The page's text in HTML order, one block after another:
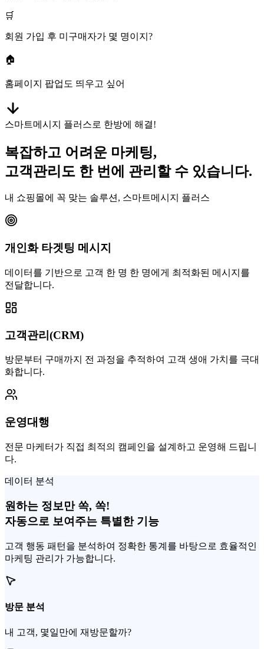
🛒
회원 가입 후 미구매자가 몇 명이지?
🏠
홈페이지 팝업도 띄우고 싶어
스마트메시지 플러스로 한방에 해결!
복잡하고 어려운 마케팅,
고객관리도 한 번에 관리할 수 있습니다.
내 쇼핑몰에 꼭 맞는 솔루션, 스마트메시지 플러스
개인화 타겟팅 메시지
데이터를 기반으로 고객 한 명 한 명에게 최적화된 메시지를
전달합니다.
고객관리(CRM)
방문부터 구매까지 전 과정을 추적하여 고객 생애 가치를 극대
화합니다.
운영대행
전문 마케터가 직접 최적의 캠페인을 설계하고 운영해 드립니
다.
데이터 분석
원하는 정보만 쏙, 쏙!
자동으로 보여주는 특별한 기능
고객 행동 패턴을 분석하여 정확한 통계를 바탕으로 효율적인
마케팅 관리가 가능합니다.
방문 분석
내 고객, 몇일만에 재방문할까?